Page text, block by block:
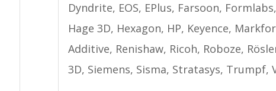
Dyndrite, EOS, EPlus, Farsoon,
Hage 3D, Hexagon, HP, Keyence,
Additive, Renishaw, Ricoh, Roboze,
3D, Siemens, Sisma, Stratasys, Trumpf,